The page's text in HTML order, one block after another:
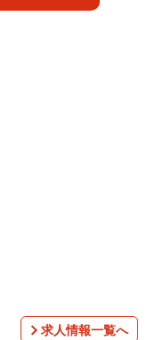
求人情報一覧へ